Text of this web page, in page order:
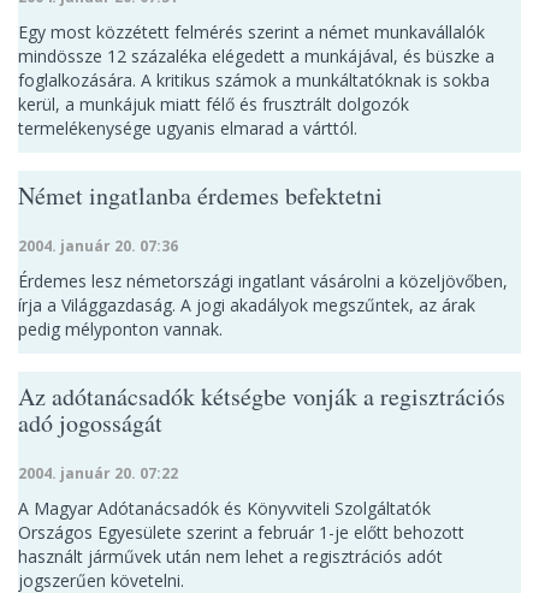
Egy most közzétett felmérés szerint a német munkavállalók
mindössze 12 százaléka elégedett a munkájával, és büszke a
foglalkozására. A kritikus számok a munkáltatóknak is sokba
kerül, a munkájuk miatt félő és frusztrált dolgozók
termelékenysége ugyanis elmarad a várttól.
Német ingatlanba érdemes befektetni
2004. január 20. 07:36
Érdemes lesz németországi ingatlant vásárolni a közeljövőben,
írja a Világgazdaság. A jogi akadályok megszűntek, az árak
pedig mélyponton vannak.
Az adótanácsadók kétségbe vonják a regisztrációs
adó jogosságát
2004. január 20. 07:22
A Magyar Adótanácsadók és Könyvviteli Szolgáltatók
Országos Egyesülete szerint a február 1-je előtt behozott
használt járművek után nem lehet a regisztrációs adót
jogszerűen követelni.